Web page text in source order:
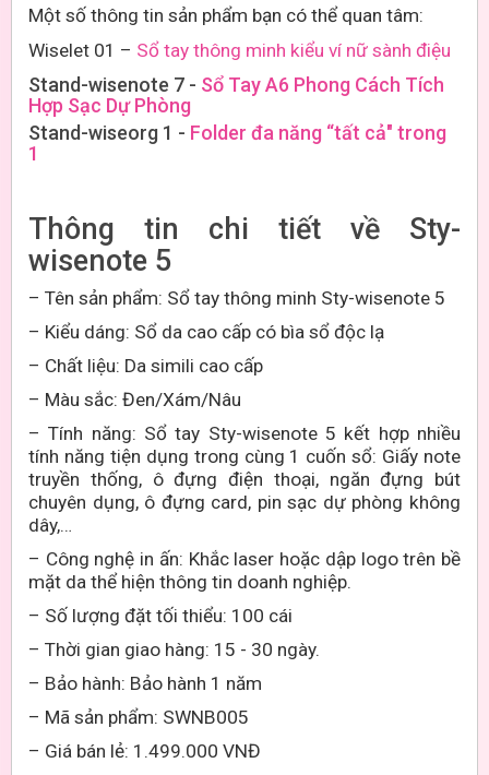
Một số thông tin sản phẩm bạn có thể quan tâm:
Wiselet 01 – Sổ tay thông minh kiểu ví nữ sành điệu
Stand-wisenote 7 - Sổ Tay A6 Phong Cách Tích
Hợp Sạc Dự Phòng
Stand-wiseorg 1 - Folder đa năng “tất cả" trong
1
Thông tin chi tiết về Sty-
wisenote 5
– Tên sản phẩm: Sổ tay thông minh Sty-wisenote 5
– Kiểu dáng: Sổ da cao cấp có bìa sổ độc lạ
– Chất liệu: Da simili cao cấp
– Màu sắc: Đen/Xám/Nâu
– Tính năng: Sổ tay Sty-wisenote 5 kết hợp nhiều
tính năng tiện dụng trong cùng 1 cuốn sổ: Giấy note
truyền thống, ô đựng điện thoại, ngăn đựng bút
chuyên dụng, ô đựng card, pin sạc dự phòng không
dây,…
– Công nghệ in ấn: Khắc laser hoặc dập logo trên bề
mặt da thể hiện thông tin doanh nghiệp.
– Số lượng đặt tối thiểu: 100 cái
– Thời gian giao hàng: 15 - 30 ngày.
– Bảo hành: Bảo hành 1 năm
– Mã sản phẩm: SWNB005
– Giá bán lẻ: 1.499.000 VNĐ